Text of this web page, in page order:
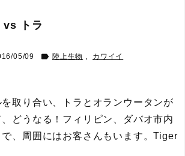
vs トラ
05/09  陸上生物 , カワイイ
取り合い、トラとオランウータンが
どうなる！ フィリピン、ダバオ市内
、周囲にはお客さんもいます。Tiger